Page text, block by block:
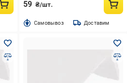
59 ₴/шт.
Cамовывоз Доставим